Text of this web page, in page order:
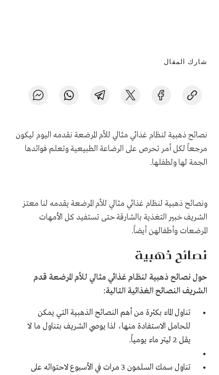
شارك المقال
نصائح ذهبية لنظام غذائي مثالي للأم المرضعة نقدمه اليوم ليكون
مرجعاً لكل أمر تحرص على الرضاعة الطبيعية وتعلم فوائدها
الجمة لها ولطفلها.
ونصائح ذهبية لنظام غذائي مثالي للأم المرضعة يقدمه لنا معتز
الشريف خبير التغذية بالشارقة حتى تستفيد كل الأمهات
المرضعات وأطفالهن أيضاً.
نصائح ذهبية
حول نصائح ذهبية لنظام غذائي مثالي للأم المرضعة قدم
الشريف النصائح الغذائية التالية:
تناول الماء بكثرة من أهم النصائح الذهبية التي يمكن
للحامل الاستفادة منها، لذا يوصي الشريف بتناول ما لا
يقل 2 ليتر ماء يومياً.
تناول سمك السلمون 3 مرات في الأسبوع لاحتوائه على